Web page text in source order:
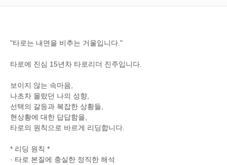
"타로는 내면을 비추는 거울입니다."
타로에 진심 15년차 타로리더 진주입니다.
보이지 않는 속마음,
나초차 몰랐던 나의 성향,
선택의 갈등과 복잡한 상황들,
현상황에 대한 답답함을,
타로의 원칙으로 바르게 리딩합니다.
* 리딩 원칙 *
· 타로 본질에 충실한 정직한 해석